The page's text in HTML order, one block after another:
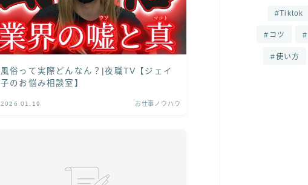
風俗って実際どんなん？|夜職TV【ジェイ
子のお悩み相談室】
2026.01.19 お仕事ノウハウ
Tiktok
コツ
使い方